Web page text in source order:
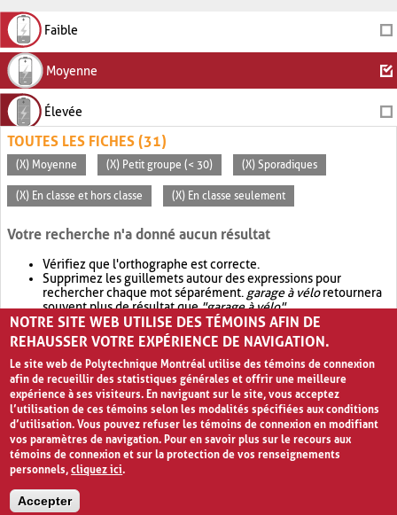
Faible
Moyenne
Élevée
TOUTES LES FICHES (31)
(X) Moyenne (X) Petit groupe (< 30) (X) Sporadiques
(X) En classe et hors classe (X) En classe seulement
Votre recherche n'a donné aucun résultat
Vérifiez que l'orthographe est correcte.
Supprimez les guillemets autour des expressions pour
rechercher chaque mot séparément. garage à véloretournera
souvent plus de résultat que"garage à vélo".
Envisagez d'élargir votre recherche avec OR.garage OR vélo
retournera souvent plus de résultat quegarage à vélo
NOTRE SITE WEB UTILISE DES TÉMOINS AFIN DE
REHAUSSER VOTRE EXPÉRIENCE DE NAVIGATION.
Le site web de Polytechnique Montréal utilise des témoins de connexion
afin de recueillir des statistiques générales et offrir une meilleure
expérience à ses visiteurs. En naviguant sur le site, vous acceptez
l’utilisation de ces témoins selon les modalités spécifiées aux conditions
d’utilisation. Vous pouvez refuser les témoins de connexion en modifiant
vos paramètres de navigation. Pour en savoir plus sur le recours aux
témoins de connexion et sur la protection de vos renseignements
personnels,cliquez ici.
Accepter